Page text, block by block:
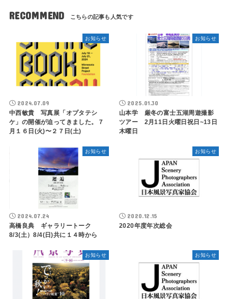
RECOMMEND
お知らせ
2024.07.09
中西敏貴 写真展「オプタテシ
ケ」の開催が迫ってきました。７
月１６日(火)〜２７日(土)
お知らせ
2025.01.30
山本学 厳冬の富士五湖周遊撮影
ツアー 2月11日火曜日祝日~13日
木曜日
お知らせ
2024.07.24
高橋良典 ギャラリートーク
8/3(土）8/4(日)共に１４時から
お知らせ
2020.12.15
2020年度年次総会
お知らせ お知らせ